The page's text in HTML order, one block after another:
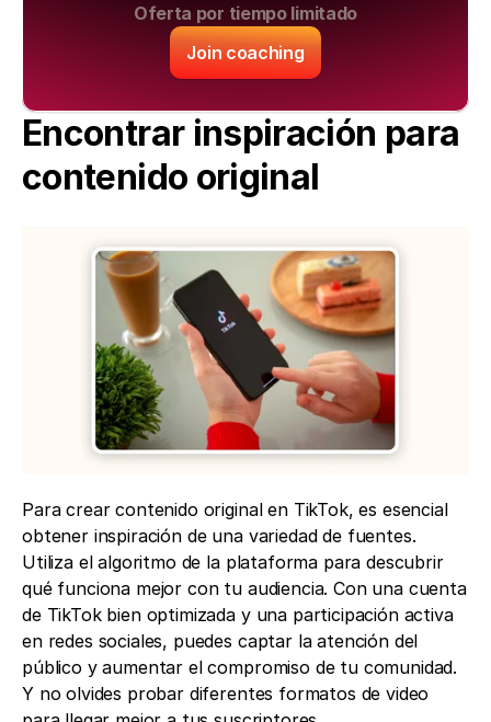
Oferta por tiempo limitado
Join coaching
Encontrar inspiración para
contenido original
Para crear contenido original en TikTok, es esencial
obtener inspiración de una variedad de fuentes.
Utiliza el algoritmo de la plataforma para descubrir
qué funciona mejor con tu audiencia. Con una cuenta
de TikTok bien optimizada y una participación activa
en redes sociales, puedes captar la atención del
público y aumentar el compromiso de tu comunidad.
Y no olvides probar diferentes formatos de video